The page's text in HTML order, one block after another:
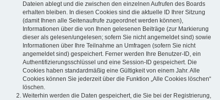
Dateien ablegt und die zwischen den einzelnen Aufrufen des Boards
erhalten bleiben. In diesen Cookies sind die aktuelle ID Ihrer Sitzung
(damit Ihnen alle Seitenaufrufe zugeordnet werden können),
Informationen über die von Ihnen gelesenen Beiträge (zur Markierung
dieser als gelesen/ungelesen; sofern Sie nicht angemeldet sind) sowie
Informationen über Ihre Teilnahme an Umfragen (sofern Sie nicht
angemeldet sind) gespeichert. Ferner werden Ihre Benutzer-ID, ein
Authentifizierungsschlüssel und eine Session-ID gespeichert. Die
Cookies haben standardmäßig eine Gültigkeit von einem Jahr. Alle
Cookies können Sie jederzeit über die Funktion „Alle Cookies löschen“
löschen.
Weiterhin werden die Daten gespeichert, die Sie bei der Registrierung,